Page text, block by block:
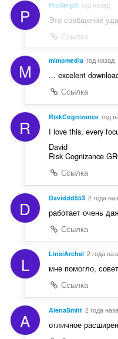
P ProSergi0 год назад
Это сообщение
Ссылка
M mimomedia год назад
... excelent
Ссылка
R RiskCognizance год
I love this, every
David
Risk Cognizance
Ссылка
D Daviddd553 2 года
работает очень
Ссылка
L LinsiArchal 2 года
мне помогло,
Ссылка
A AlenaSmitt 2 года
отличное